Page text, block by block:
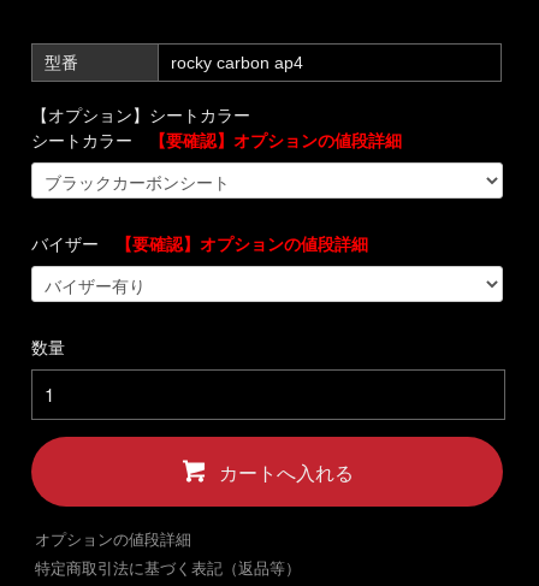
型番 rocky carbon ap4
【オプション】シートカラー
シートカラー
【要確認】オプションの値段詳細
バイザー 【要確認】オプションの値段詳細
数量
カートへ入れる
オプションの値段詳細
特定商取引法に基づく表記（返品等）